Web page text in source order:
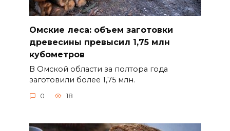
Омские леса: объем заготовки
древесины превысил 1,75 млн
кубометров
В Омской области за полтора года
заготовили более 1,75 млн.
0 18